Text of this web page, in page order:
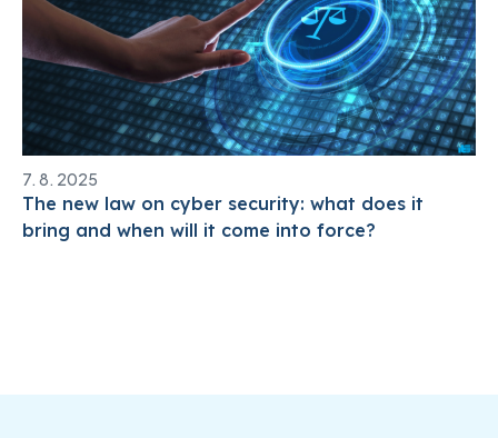
7. 8. 2025
The new law on cyber security: what does it
bring and when will it come into force?